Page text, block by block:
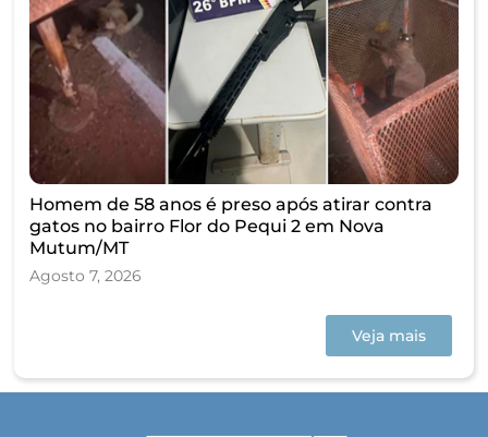
Homem de 58 anos é preso após atirar contra
gatos no bairro Flor do Pequi 2 em Nova
Mutum/MT
Agosto 7, 2026
Veja mais